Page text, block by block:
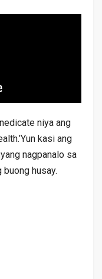
niya ang
kasi ang
nagpanalo sa
buong husay.